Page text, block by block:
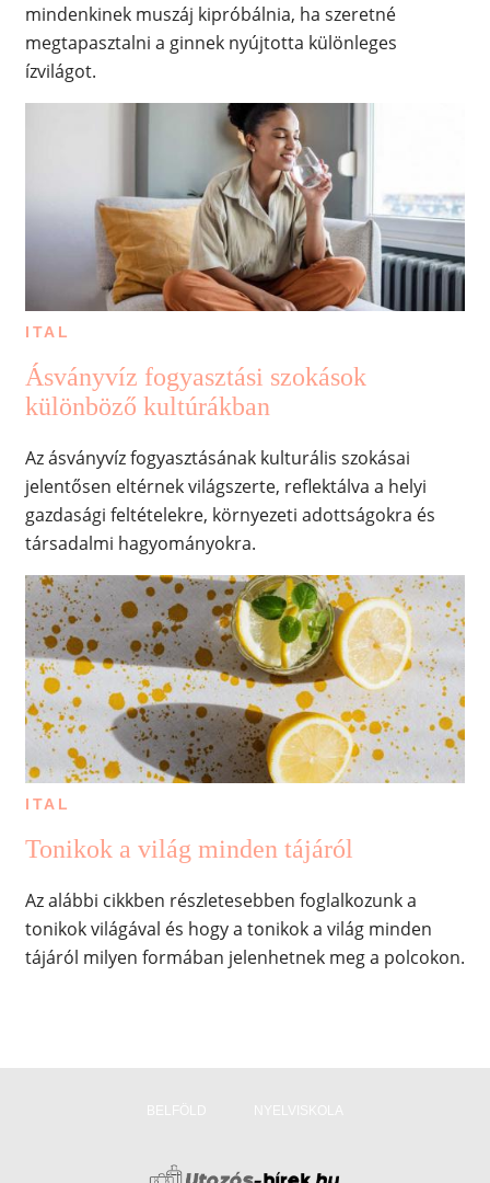
mindenkinek muszáj kipróbálnia, ha szeretné
megtapasztalni a ginnek nyújtotta különleges
ízvilágot.
ITAL
Ásványvíz fogyasztási szokások
különböző kultúrákban
Az ásványvíz fogyasztásának kulturális szokásai
jelentősen eltérnek világszerte, reflektálva a helyi
gazdasági feltételekre, környezeti adottságokra és
társadalmi hagyományokra.
ITAL
Tonikok a világ minden tájáról
Az alábbi cikkben részletesebben foglalkozunk a
tonikok világával és hogy a tonikok a világ minden
tájáról milyen formában jelenhetnek meg a polcokon.